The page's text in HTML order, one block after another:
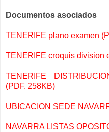
Documentos asociados
TENERIFE plano examen
TENERIFE croquis division
TENERIFE
(PDF. 258KB)
UBICACION SEDE
NAVARRA LISTAS